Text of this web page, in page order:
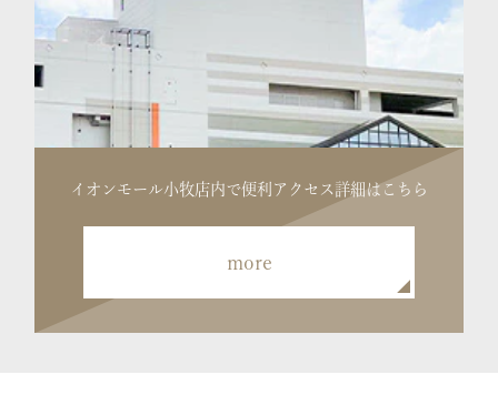
イオンモール小牧店内で便利 アクセス詳細はこちら
more